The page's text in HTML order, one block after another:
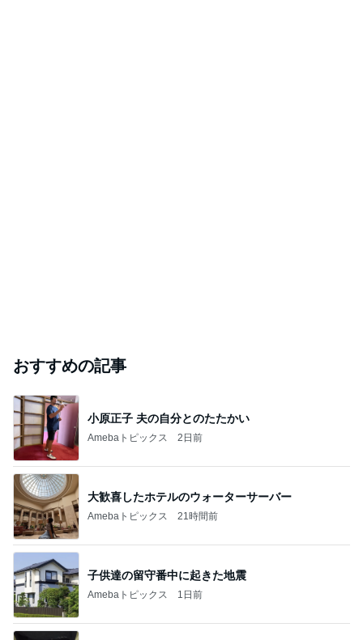
おすすめの記事
小原正子 夫の自分とのたたかい
Amebaトピックス 2日前
大歓喜したホテルのウォーターサーバー
Amebaトピックス 21時間前
子供達の留守番中に起きた地震
Amebaトピックス 1日前